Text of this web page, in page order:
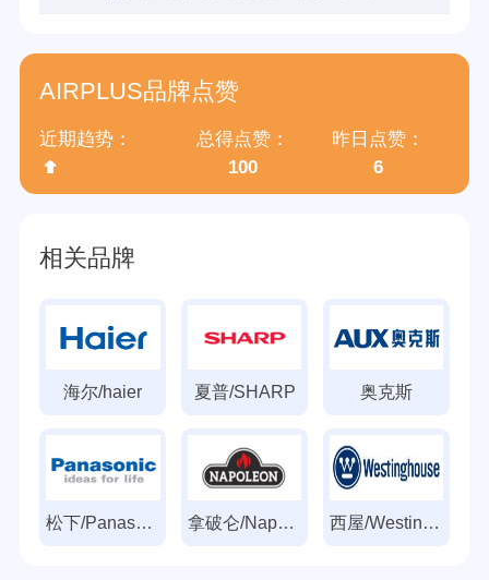
AIRPLUS品牌点赞
近期趋势：
总得点赞：
100
昨日点赞：
6
相关品牌
海尔/haier 夏普/SHARP 奥克斯
松下/Panasonic 拿破仑/Napoleon 西屋/Westinghouse